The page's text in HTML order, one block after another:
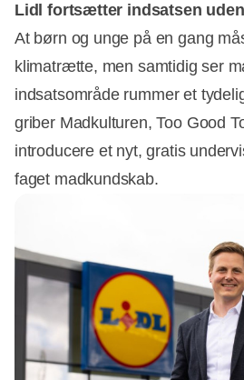
Lidl fortsætter indsatsen
At børn og unge på en gang
klimatrætte, men samtidig ser
indsatsområde rummer et
griber Madkulturen, Too Good
introducere et nyt, gratis
faget madkundskab.